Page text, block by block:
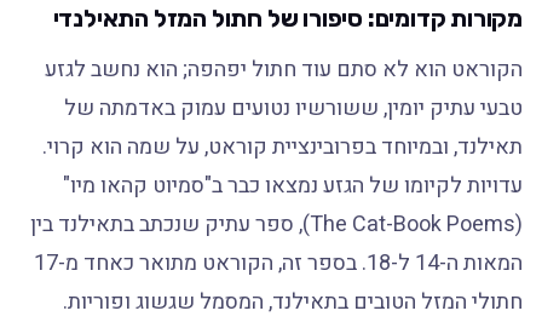
מקורות קדומים: סיפורו של חתול המזל התאילנדי
הקוראט הוא לא סתם עוד חתול יפהפה; הוא נחשב לגזע
טבעי עתיק יומין, ששורשיו נטועים עמוק באדמתה של
תאילנד, ובמיוחד בפרובינציית קוראט, על שמה הוא קרוי.
עדויות לקיומו של הגזע נמצאו כבר ב"סמיוט קהאו מיו"
(The Cat-Book Poems), ספר עתיק שנכתב בתאילנד בין
המאות ה-14 ל-18. בספר זה, הקוראט מתואר כאחד מ-17
חתולי המזל הטובים בתאילנד, המסמל שגשוג ופוריות.